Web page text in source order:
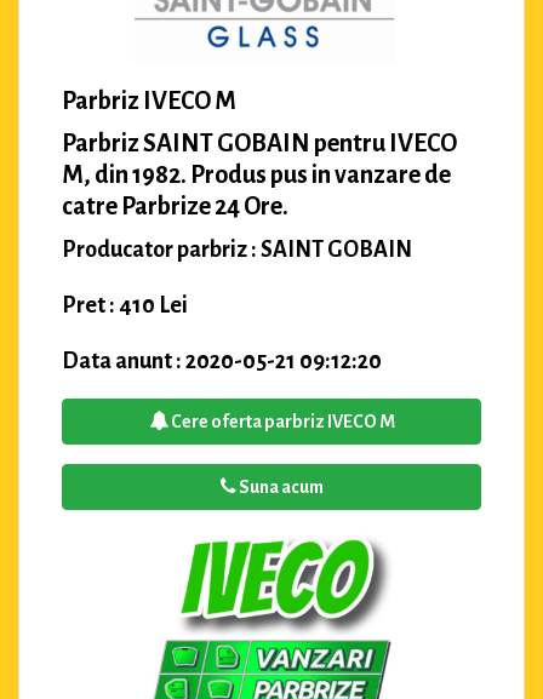
Parbriz IVECO M
Parbriz SAINT GOBAIN pentru IVECO
M, din 1982. Produs pus in vanzare de
catre Parbrize 24 Ore.
Producator parbriz : SAINT GOBAIN
Pret : 410 Lei
Data anunt : 2020-05-21 09:12:20
Cere oferta parbriz IVECO M
Suna acum